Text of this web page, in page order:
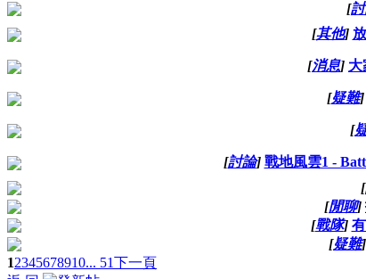
[
[其他]
[消息] 大
[疑難]
[
[討論] 戰地風雲1 -
[
[閒聊]
[戰隊]
[疑難]
12345678910... 51下一頁